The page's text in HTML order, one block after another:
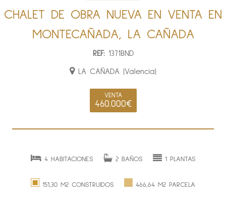
CHALET DE OBRA NUEVA EN VENTA EN
MONTECAÑADA, LA CAÑADA
REF:1371BND
LA CAÑADA (Valencia)
VENTA
460.000€
4 HABITACIONES 2 BAÑOS 1 PLANTAS
151,30 M2 CONSTRUIDOS 466,64 M2 PARCELA